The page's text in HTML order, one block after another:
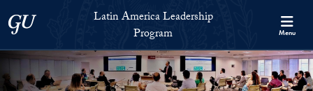
Skip to Latin America Leadership Program Full Site Menu
Georgetown UniversityLatin America Leadership
Program
Menu